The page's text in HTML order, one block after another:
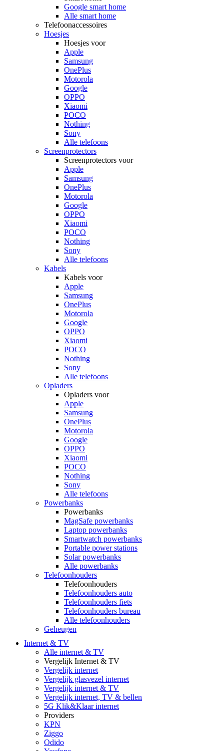
Google smart home
Alle smart home
Telefoonaccessoires
Hoesjes
Hoesjes voor
Apple
Samsung
OnePlus
Motorola
Google
OPPO
Xiaomi
POCO
Nothing
Sony
Alle telefoons
Screenprotectors
Screenprotectors voor
Apple
Samsung
OnePlus
Motorola
Google
OPPO
Xiaomi
POCO
Nothing
Sony
Alle telefoons
Kabels
Kabels voor
Apple
Samsung
OnePlus
Motorola
Google
OPPO
Xiaomi
POCO
Nothing
Sony
Alle telefoons
Opladers
Opladers voor
Apple
Samsung
OnePlus
Motorola
Google
OPPO
Xiaomi
POCO
Nothing
Sony
Alle telefoons
Powerbanks
Powerbanks
MagSafe powerbanks
Laptop powerbanks
Smartwatch powerbanks
Portable power stations
Solar powerbanks
Alle powerbanks
Telefoonhouders
Telefoonhouders
Telefoonhouders auto
Telefoonhouders fiets
Telefoonhouders bureau
Alle telefoonhouders
Geheugen
Internet & TV
Alle internet & TV
Vergelijk Internet & TV
Vergelijk internet
Vergelijk glasvezel internet
Vergelijk internet & TV
Vergelijk internet, TV & bellen
5G Klik&Klaar internet
Providers
KPN
Ziggo
Odido